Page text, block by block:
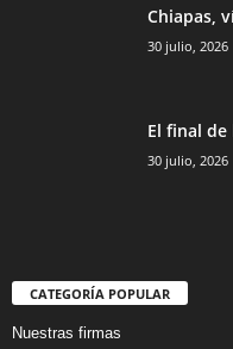
Chiapas,
30 julio, 2026
El final de
30 julio, 2026
CATEGORÍA POPULAR
Nuestras firmas